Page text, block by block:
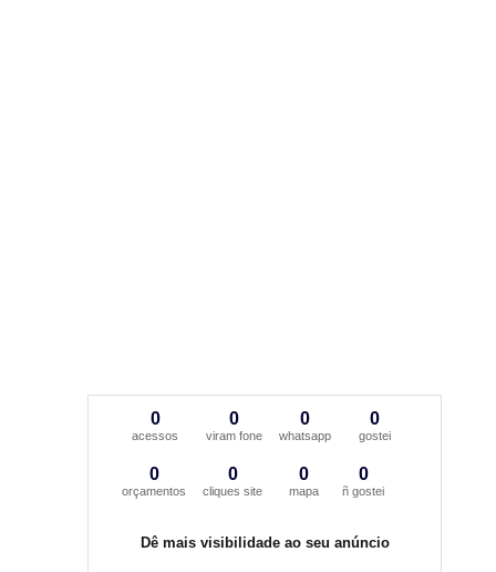
0
acessos
0
viram fone
0
whatsapp
0
gostei
0
orçamentos
0
cliques site
0
mapa
0
ñ gostei
Dê mais visibilidade ao seu anúncio